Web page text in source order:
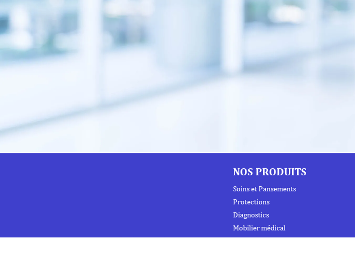
NOS PRODUITS
Soins et Pansements
Protections
Diagnostics
Mobilier médical